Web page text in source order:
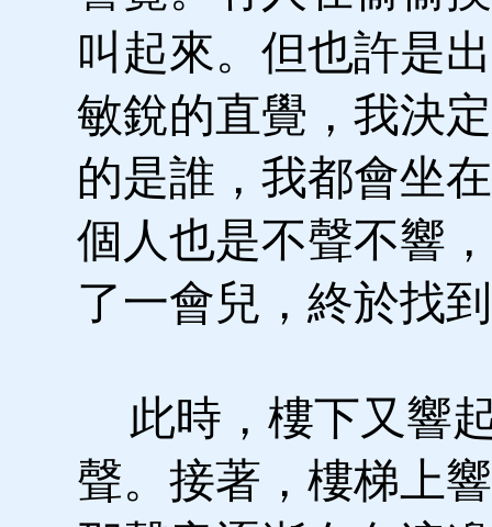
叫起來。但也許是
敏銳的直覺，我決
的是誰，我都會坐
個人也是不聲不響
了一會兒，終於找
此時，樓下又響
聲。接著，樓梯上